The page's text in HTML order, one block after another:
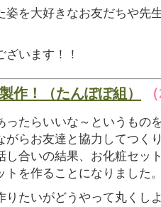
姿を大好きなお友だちや先
います！！
作！（たんぽぽ組）
ったらいいな～というもの
がらお友達と協力してつく
し合いの結果、お化粧セッ
トを作ることになりました
りたいがどうやって丸くし